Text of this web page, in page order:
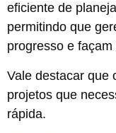
eficiente de
permitindo que
progresso e
Vale destacar que
projetos que
rápida.